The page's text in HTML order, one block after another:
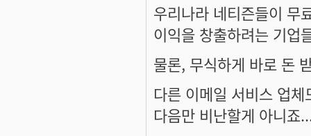
우리나라 네티즌들이 무
이익을 창출하려는 기업
물론, 무식하게 바로 돈
다른 이메일 서비스 업
다음만 비난할게 아니죠